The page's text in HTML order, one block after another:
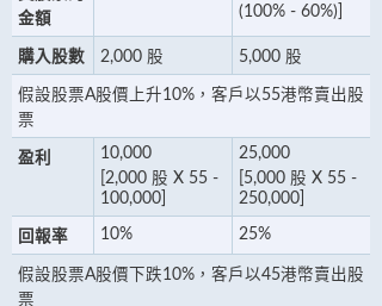
金額
(100% - 60%)]
購入股數 2,000 股 5,000 股
假設股票A股價上升10%，客戶以55港幣賣出股
票
盈利
10,000
[2,000 股 X 55 -
100,000]
25,000
[5,000 股 X 55 -
250,000]
回報率 10% 25%
假設股票A股價下跌10%，客戶以45港幣賣出股
票